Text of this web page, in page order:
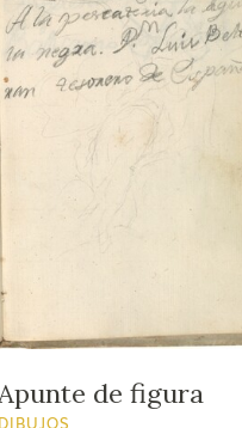
de figura